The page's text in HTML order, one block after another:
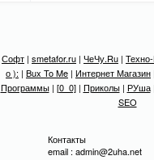
Софт | smetafor.ru | ЧеЧу.Ru |
о ): | Bux To Me | Интернет Магазин
Программы| [0_0]| Приколы| РУша
SEO
Контакты
email : admin@2uha.net